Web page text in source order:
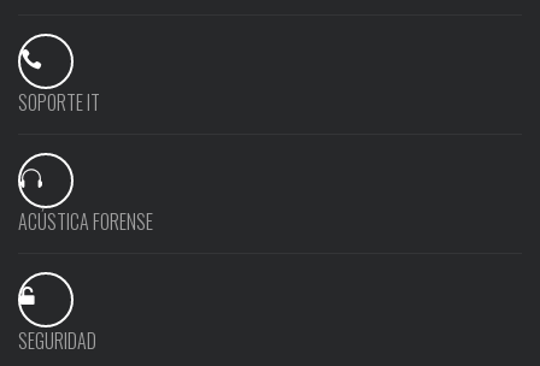
SOPORTE IT
ACÚSTICA FORENSE
SEGURIDAD